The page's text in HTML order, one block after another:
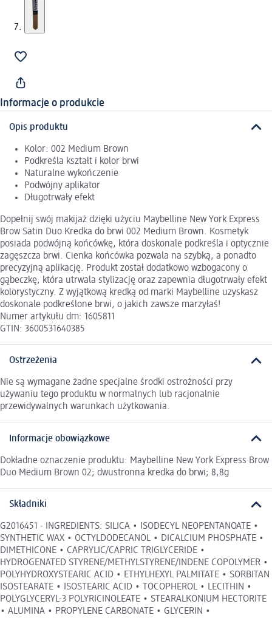
Informacje o produkcie
Opis produktu
Kolor: 002 Medium Brown
Podkreśla kształt i kolor brwi
Naturalne wykończenie
Podwójny aplikator
Długotrwały efekt
Dopełnij swój makijaż dzięki użyciu Maybelline New York Express
Brow Satin Duo Kredka do brwi 002 Medium Brown. Kosmetyk
posiada podwójną końcówkę, która doskonale podkreśla i optycznie
zagęszcza brwi. Cienka końcówka pozwala na szybką, a ponadto
precyzyjną aplikację. Produkt został dodatkowo wzbogacony o
gąbeczkę, która utrwala stylizację oraz zapewnia długotrwały efekt
kolorystyczny. Z wyjątkową kredką od marki Maybelline uzyskasz
doskonale podkreślone brwi, o jakich zawsze marzyłaś!
Numer artykułu dm: 1605811
GTIN: 3600531640385
Ostrzeżenia
Nie są wymagane żadne specjalne środki ostrożności przy
używaniu tego produktu w normalnych lub racjonalnie
przewidywalnych warunkach użytkowania.
Informacje obowiązkowe
Dokładne oznaczenie produktu: Maybelline New York Express Brow
Duo Medium Brown 02; dwustronna kredka do brwi; 8,8g
Składniki
G2016451 - INGREDIENTS: SILICA • ISODECYL NEOPENTANOATE •
SYNTHETIC WAX • OCTYLDODECANOL • DICALCIUM PHOSPHATE •
DIMETHICONE • CAPRYLIC/CAPRIC TRIGLYCERIDE •
HYDROGENATED STYRENE/METHYLSTYRENE/INDENE COPOLYMER •
POLYHYDROXYSTEARIC ACID • ETHYLHEXYL PALMITATE • SORBITAN
ISOSTEARATE • ISOSTEARIC ACID • TOCOPHEROL • LECITHIN •
POLYGLYCERYL-3 POLYRICINOLEATE • STEARALKONIUM HECTORITE
• ALUMINA • PROPYLENE CARBONATE • GLYCERIN •